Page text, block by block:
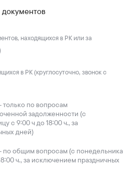
находящихся в РК или за
в РК (круглосуточно, звонок с
только по вопросам
задолженности (с
с 9:00 ч до 18:00 ч., за
дней)
по общим вопросам (с понедельника
ч., за исключением праздничных